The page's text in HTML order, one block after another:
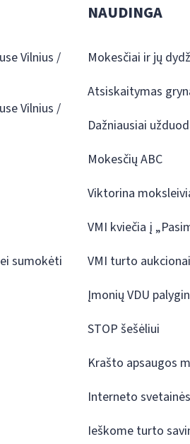
Vilnius /
Vilnius /
sumokėti
NAUDINGA
Mokesčiai ir jų
Atsiskaitymas
Dažniausiai
Mokesčių ABC
Viktorina
VMI kviečia į
VMI turto aukcionai
Įmonių VDU
STOP šešėliui
Krašto apsaugos
Interneto
Ieškome turto